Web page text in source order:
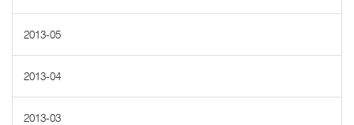
2013-05
2013-04
2013-03